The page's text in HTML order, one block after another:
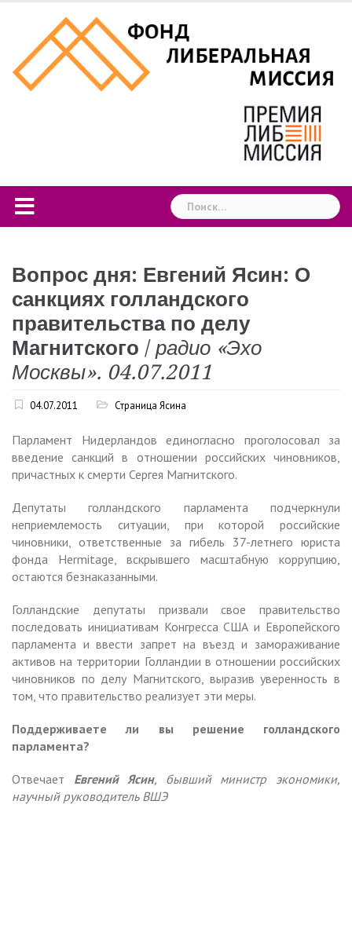
content
Найти:
Вопрос дня: Евгений Ясин: О
санкциях голландского
правительства по делу
Магнитского / радио «Эхо
Москвы». 04.07.2011
04.07.2011 Страница Ясина
Парламент Нидерландов единогласно проголосовал за
введение санкций в отношении российских чиновников,
причастных к смерти Сергея Магнитского.
Депутаты голландского парламента подчеркнули
неприемлемоcть ситуации, при которой российские
чиновники, ответственные за гибель 37-летнего юриста
фонда Hermitage, вскрывшего масштабную коррупцию,
остаются безнаказанными.
Голландские депутаты призвали свое правительство
последовать инициативам Конгресса США и Европейского
парламента и ввести запрет на въезд и замораживание
активов на территории Голландии в отношении российских
чиновников по делу Магнитского, выразив уверенность в
том, что правительство реализует эти меры.
Поддерживаете ли вы решение голландского
парламента?
Отвечает Евгений Ясин, бывший министр экономики,
научный руководитель ВШЭ